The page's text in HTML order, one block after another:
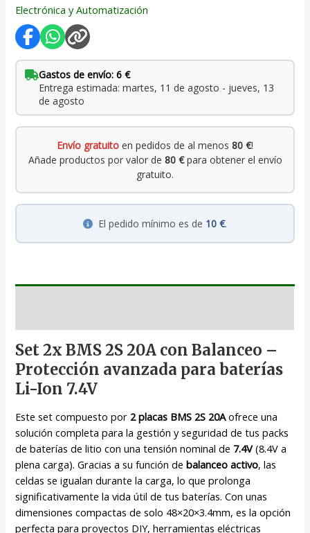
Electrónica y Automatización
Gastos de envío: 6 €
Entrega estimada: martes, 11 de agosto - jueves, 13
de agosto
Envío gratuito en pedidos de al menos 80 €!
Añade productos por valor de 80 €para obtener el envío
gratuito.
El pedido mínimo es de 10 €.
Set 2x BMS 2S 20A con Balanceo –
Protección avanzada para baterías
Li-Ion 7.4V
Este set compuesto por 2 placas BMS 2S 20Aofrece una
solución completa para la gestión y seguridad de tus packs
de baterías de litio con una tensión nominal de 7.4V(8.4V a
plena carga). Gracias a su función debalanceo activo, las
celdas se igualan durante la carga, lo que prolonga
significativamente la vida útil de tus baterías. Con unas
dimensiones compactas de solo 48×20×3.4mm, es la opción
perfecta para proyectos DIY, herramientas eléctricas